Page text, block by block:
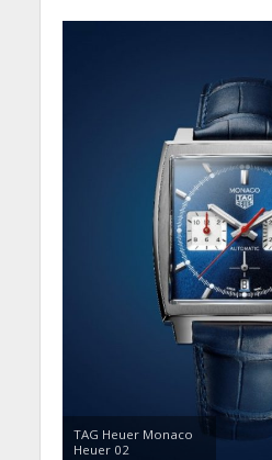
TAG Heuer Monaco
Heuer 02